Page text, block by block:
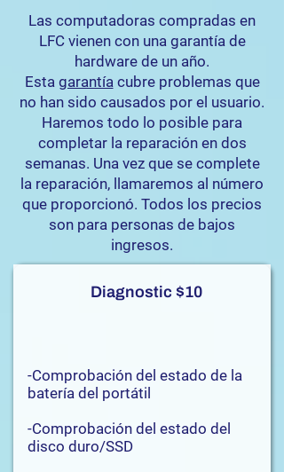
Las computadoras compradas en
LFC vienen con una garantía de
hardware de un año.
Esta garantíacubre problemas que
no han sido causados por el usuario.
Haremos todo lo posible para
completar la reparación en dos
semanas. Una vez que se complete
la reparación, llamaremos al número
que proporcionó. Todos los precios
son para personas de bajos
ingresos.
Diagnostic $10
-Comprobación del estado de la
batería del portátil
-Comprobación del estado del
disco duro/SSD